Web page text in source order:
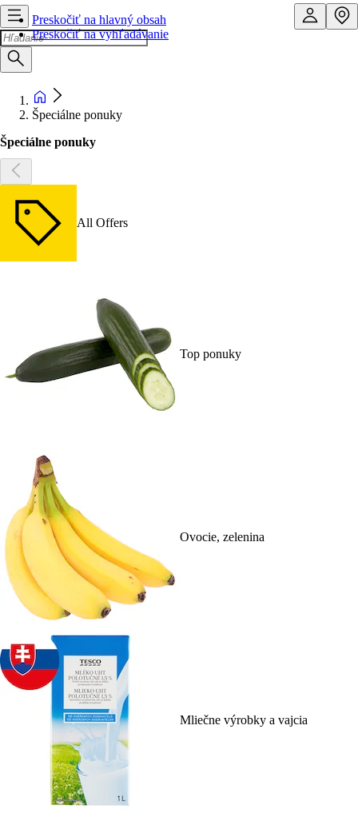
Preskočiť na hlavný obsah
Preskočiť na vyhľadávanie
Špeciálne ponuky
Špeciálne ponuky
All Offers
Top ponuky
Ovocie, zelenina
Mliečne výrobky a vajcia